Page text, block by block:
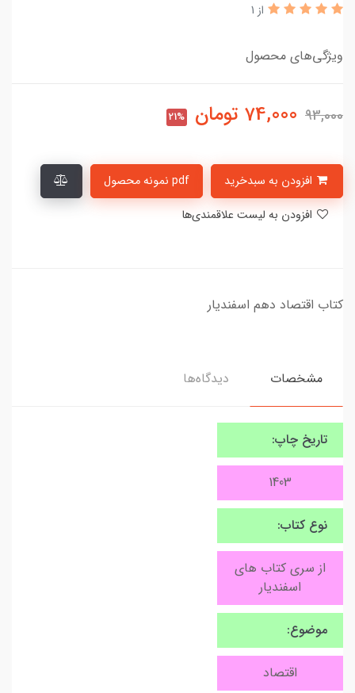
از 1
ویژگی‌های محصول
93,000
74,000 تومان 21%
pdf نمونه محصول
کتاب اقتصاد دهم اسفندیار
مشخصات دیدگاه‌ها
تاریخ چاپ:
1403
نوع کتاب:
از سری کتاب های
اسفندیار
موضوع:
اقتصاد